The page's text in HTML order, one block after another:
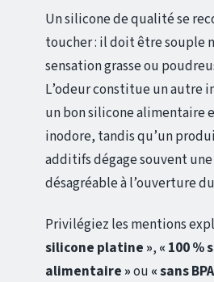
Un silicone de qualité se
toucher : il doit être souple
sensation grasse ou
L’odeur constitue un autre
un bon silicone alimentaire
inodore, tandis qu’un
additifs dégage souvent
désagréable à l’ouverture
Privilégiez les mentions
silicone platine », « 100 %
alimentaire »ou « sans